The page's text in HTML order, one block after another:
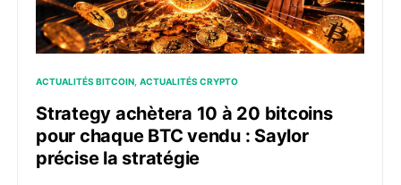
ACTUALITÉS BITCOIN ACTUALITÉS CRYPTO
Strategy achètera 10 à 20 bitcoins
pour chaque BTC vendu : Saylor
précise la stratégie